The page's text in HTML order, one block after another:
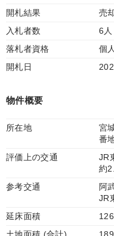
開札結果
売
入札者数
6人
落札者資格
個人
開札日
物件概要
所在地
宮
番
評価上の交通
JR
約
参考交通
阿
JR
延床面積